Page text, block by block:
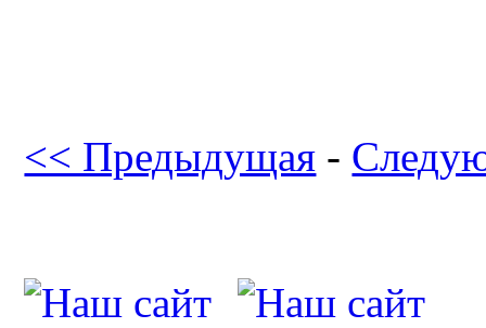
<< Предыдущая -